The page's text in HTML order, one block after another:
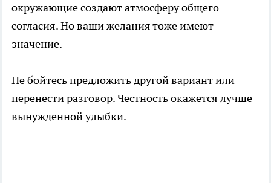
окружающие создают атмосферу общего
согласия. Но ваши желания тоже имеют
значение.
Не бойтесь предложить другой вариант или
перенести разговор. Честность окажется лучше
вынужденной улыбки.